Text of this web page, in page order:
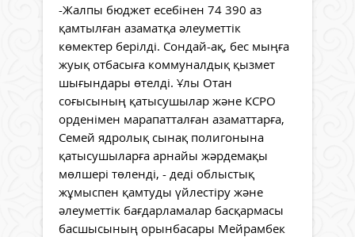
-Жалпы бюджет есебінен 74 390 аз
қамтылған азаматқа әлеуметтік
көмектер берілді. Сондай-ақ, бес мыңға
жуық отбасыға коммуналдық қызмет
шығындары өтелді. Ұлы Отан
соғысының қатысушылар және КСРО
орденімен марапатталған азаматтарға,
Семей ядролық сынақ полигонына
қатысушыларға арнайы жәрдемақы
мөлшері төленді, - деді облыстық
жұмыспен қамтуды үйлестіру және
әлеуметтік бағдарламалар басқармасы
басшысының орынбасары Мейрамбек